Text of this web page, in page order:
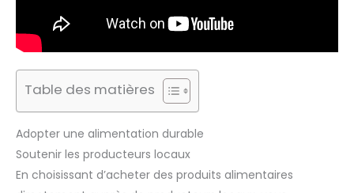
Table des matières
Adopter une alimentation durable
Soutenir les producteurs locaux
En choisissant d’acheter des produits alimentaires